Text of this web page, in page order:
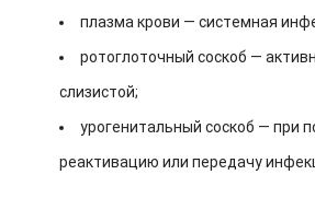
плазма крови — системная
ротоглоточный соскоб —
слизистой;
урогенитальный соскоб — при
реактивацию или передачу